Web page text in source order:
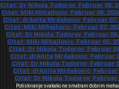
Citat: Dr Nikola Todorov Februar 08,
Citat: Miki Mihajlovic Februar 08,
Citat: drAnita Mrdakovic Februar 07,
Citat: Miki Mihajlovic Februar 07,
Citat: Dr Nikola Todorov Februar 06,
Citat: Miki Mihajlovic Februar 05,
Citat: Dr Nikola Todorov Februar
Citat: drAnita Mrdakovic Februar
Citat: Dr Nikola Todorov Februar
Citat: drAnita Mrdakovic Februar
Citat: Dr Nikola Todorov Februar
Potiskivanje svakako ne smatram dobrim